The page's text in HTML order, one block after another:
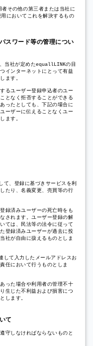
その他の第三者または当社に
においてこれを解決するもの
スワード等の管理につい
当社が定めたequallLINKの目
インターネットにとって有益
ます。
るユーザー登録申込者のユー
となく拒否することができる
ったとしても、下記の場合に
ーザーに伝えることなくユー
ます。
て、登録に基づきサービスを利
たり、名義変更、売買等の行
録済みユーザーの死亡時をも
されます。ユーザー登録の解
ては、民法等の法令に従って
登録済みユーザーが過去に投
社が自由に扱えるものとしま
して入力したメールアドレスお
任において行うものとしま
った場合や利用者の管理不十
生じた不利益および損害につ
します。
て
守しなければならないものと